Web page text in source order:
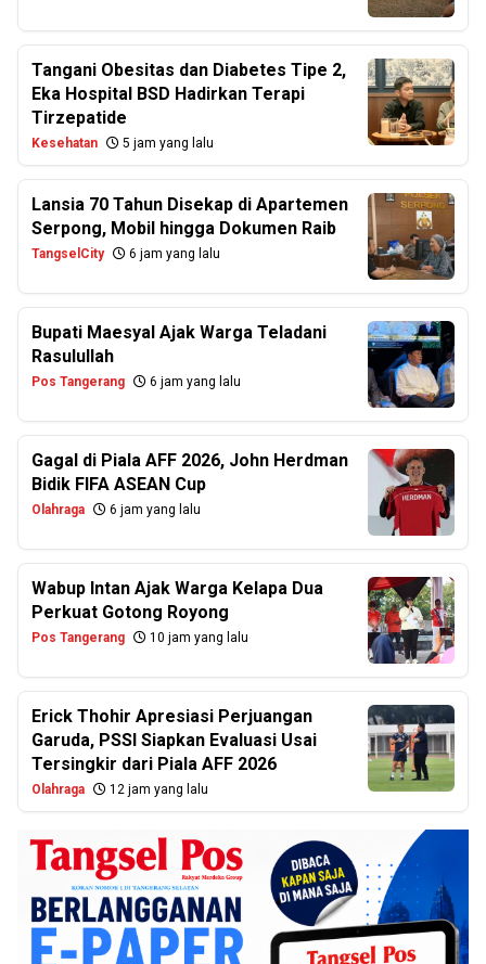
Tangani Obesitas dan Diabetes Tipe 2,
Eka Hospital BSD Hadirkan Terapi
Tirzepatide
Kesehatan 5 jam yang lalu
Lansia 70 Tahun Disekap di Apartemen
Serpong, Mobil hingga Dokumen Raib
TangselCity 6 jam yang lalu
Bupati Maesyal Ajak Warga Teladani
Rasulullah
Pos Tangerang 6 jam yang lalu
Gagal di Piala AFF 2026, John Herdman
Bidik FIFA ASEAN Cup
Olahraga 6 jam yang lalu
Wabup Intan Ajak Warga Kelapa Dua
Perkuat Gotong Royong
Pos Tangerang 10 jam yang lalu
Erick Thohir Apresiasi Perjuangan
Garuda, PSSI Siapkan Evaluasi Usai
Tersingkir dari Piala AFF 2026
Olahraga 12 jam yang lalu